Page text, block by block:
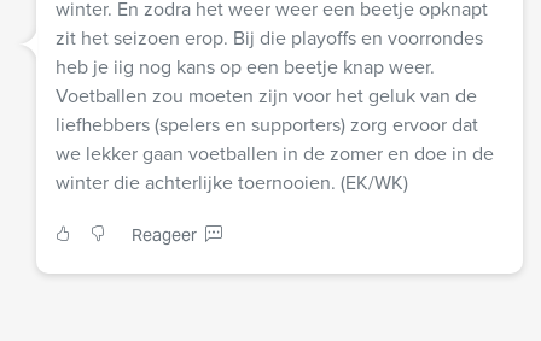
winter. En zodra het weer weer een beetje opknapt
zit het seizoen erop. Bij die playoffs en voorrondes
heb je iig nog kans op een beetje knap weer.
Voetballen zou moeten zijn voor het geluk van de
liefhebbers (spelers en supporters) zorg ervoor dat
we lekker gaan voetballen in de zomer en doe in de
winter die achterlijke toernooien. (EK/WK)
Reageer